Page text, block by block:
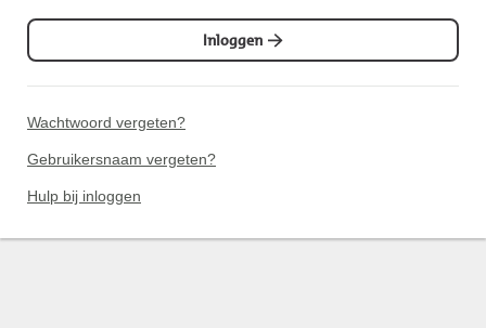
Inloggen
Wachtwoord vergeten?
Gebruikersnaam vergeten?
Hulp bij inloggen